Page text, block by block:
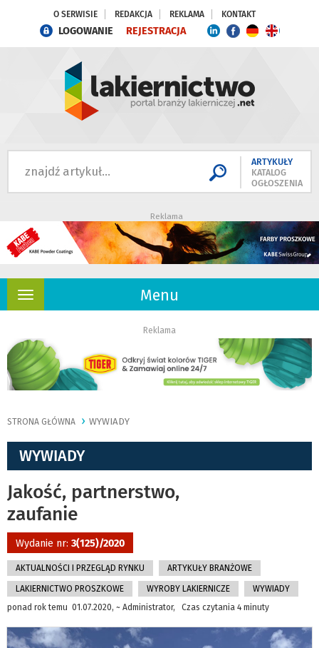
O SERWISIE REDAKCJA REKLAMA KONTAKT
LOGOWANIE REJESTRACJA
ARTYKUŁY
KATALOG
OGŁOSZENIA
Reklama
Menu
Rozwiń
Reklama
STRONA GŁÓWNA WYWIADY
WYWIADY
Jakość, partnerstwo,
zaufanie
Wydanie nr: 3(125)/2020
AKTUALNOŚCI I PRZEGLĄD RYNKU ARTYKUŁY BRANŻOWE
LAKIERNICTWO PROSZKOWE WYROBY LAKIERNICZE
WYWIADY
ponad rok temu 01.07.2020, ~ Administrator, Czas czytania 4 minuty